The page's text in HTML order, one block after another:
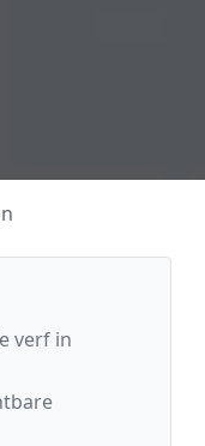
verf in